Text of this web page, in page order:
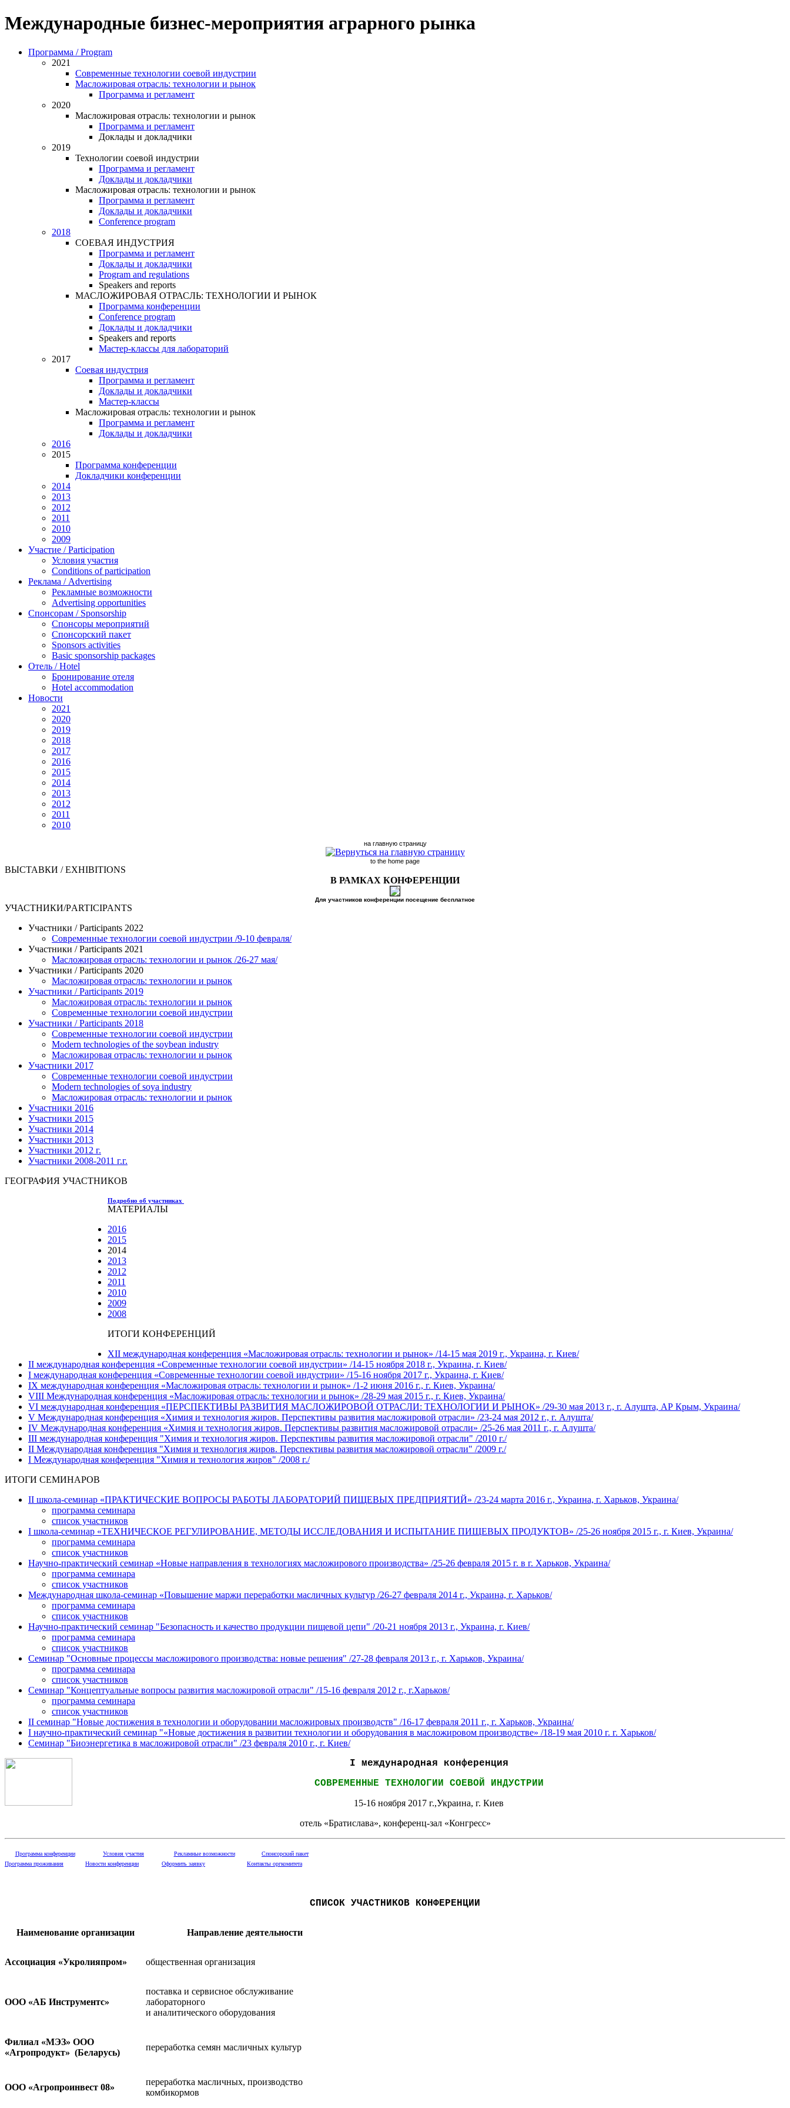
Международные бизнес-мероприятия аграрного рынка
Программа / Program
2021
Современные технологии соевой индустрии
Масложировая отрасль: технологии и рынок
Программа и регламент
2020
Масложировая отрасль: технологии и рынок
Программа и регламент
Доклады и докладчики
2019
Технологии соевой индустрии
Программа и регламент
Доклады и докладчики
Масложировая отрасль: технологии и рынок
Программа и регламент
Доклады и докладчики
Conference program
2018
СОЕВАЯ ИНДУСТРИЯ
Программа и регламент
Доклады и докладчики
Program and regulations
Speakers and reports
МАСЛОЖИРОВАЯ ОТРАСЛЬ: ТЕХНОЛОГИИ И РЫНОК
Программа конференции
Conference program
Доклады и докладчики
Speakers and reports
Мастер-классы для лабораторий
2017
Соевая индустрия
Программа и регламент
Доклады и докладчики
Мастер-классы
Масложировая отрасль: технологии и рынок
Программа и регламент
Доклады и докладчики
2016
2015
Программа конференции
Докладчики конференции
2014
2013
2012
2011
2010
2009
Участие / Рarticipation
Условия участия
Conditions of participation
Реклама / Advertising
Рекламные возможности
Advertising opportunities
Спонсорам / Sponsorship
Спонсоры мероприятий
Спонсорский пакет
Sponsors activities
Basic sponsorship packages
Отель / Hotel
Бронирование отеля
Hotel accommodation
Новости
2021
2020
2019
2018
2017
2016
2015
2014
2013
2012
2011
2010
на главную страницу
to the home page
ВЫСТАВКИ / EXHIBITIONS
В РАМКАХ КОНФЕРЕНЦИИ
Для участников конференции посещение бесплатное
УЧАСТНИКИ/РARTICIPANTS
Участники / Рarticipants 2022
Современные технологии соевой индустрии /9-10 февраля/
Участники / Рarticipants 2021
Масложировая отрасль: технологии и рынок /26-27 мая/
Участники / Рarticipants 2020
Масложировая отрасль: технологии и рынок
Участники / Рarticipants 2019
Масложировая отрасль: технологии и рынок
Современные технологии соевой индустрии
Участники / Рarticipants 2018
Современные технологии соевой индустрии
Modern technologies of the soybean industry
Масложировая отрасль: технологии и рынок
Участники 2017
Современные технологии соевой индустрии
Modern technologies of soya industry
Масложировая отрасль: технологии и рынок
Участники 2016
Участники 2015
Участники 2014
Участники 2013
Участники 2012 г.
Участники 2008-2011 г.г.
ГЕОГРАФИЯ УЧАСТНИКОВ
Подробно об участниках
МАТЕРИАЛЫ
2016
2015
2014
2013
2012
2011
2010
2009
2008
ИТОГИ КОНФЕРЕНЦИЙ
ХII международная конференция «Масложировая отрасль: технологии и рынок» /14-15 мая 2019 г., Украина, г. Киев/
IІ международная конференция «Современные технологии соевой индустрии» /14-15 ноября 2018 г., Украина, г. Киев/
I международная конференция «Современные технологии соевой индустрии» /15-16 ноября 2017 г., Украина, г. Киев/
IХ международная конференция «Масложировая отрасль: технологии и рынок» /1-2 июня 2016 г., г. Киев, Украина/
VIII Международная конференция «Масложировая отрасль: технологии и рынок» /28-29 мая 2015 г., г. Киев, Украина/
VI международная конференция «ПЕРСПЕКТИВЫ РАЗВИТИЯ МАСЛОЖИРОВОЙ ОТРАСЛИ: ТЕХНОЛОГИИ И РЫНОК» /29-30 мая 2013 г., г. Алушта, АР Крым, Украина/
V Международная конференция «Химия и технология жиров. Перспективы развития масложировой отрасли» /23-24 мая 2012 г., г. Алушта/
IV Международная конференция «Химия и технология жиров. Перспективы развития масложировой отрасли» /25-26 мая 2011 г., г. Алушта/
III международная конференция "Химия и технология жиров. Перспективы развития масложировой отрасли" /2010 г./
II Международная конференция "Химия и технология жиров. Перспективы развития масложировой отрасли" /2009 г./
I Международная конференция "Химия и технология жиров" /2008 г./
ИТОГИ СЕМИНАРОВ
II школа-семинар «ПРАКТИЧЕСКИЕ ВОПРОСЫ РАБОТЫ ЛАБОРАТОРИЙ ПИЩЕВЫХ ПРЕДПРИЯТИЙ» /23-24 марта 2016 г., Украина, г. Харьков, Украина/
программа семинара
список участников
І школа-семинар «ТЕХНИЧЕСКОЕ РЕГУЛИРОВАНИЕ, МЕТОДЫ ИССЛЕДОВАНИЯ И ИСПЫТАНИЕ ПИЩЕВЫХ ПРОДУКТОВ» /25-26 ноября 2015 г., г. Киев, Украина/
программа семинара
список участников
Научно-практический семинар «Новые направления в технологиях масложирового производства» /25-26 февраля 2015 г. в г. Харьков, Украина/
программа семинара
список участников
Международная школа-семинар «Повышение маржи переработки масличных культур /26-27 февраля 2014 г., Украина, г. Харьков/
программа семинара
список участников
Научно-практический семинар "Безопасность и качество продукции пищевой цепи" /20-21 ноября 2013 г., Украина, г. Киев/
программа семинара
список участников
Семинар "Основные процессы масложирового производства: новые решения" /27-28 февраля 2013 г., г. Харьков, Украина/
программа семинара
список участников
Семинар "Концептуальные вопросы развития масложировой отрасли" /15-16 февраля 2012 г., г.Харьков/
программа семинара
список участников
II семинар "Новые достижения в технологии и оборудовании масложировых производств" /16-17 февраля 2011 г., г. Харьков, Украина/
I научно-практический семинар "«Новые достижения в развитии технологии и оборудования в масложировом производстве» /18-19 мая 2010 г. г. Харьков/
Семинар "Биоэнергетика в масложировой отрасли" /23 февраля 2010 г., г. Киев/
I
международная конференция
СОВРЕМЕННЫЕ ТЕХНОЛОГИИ СОЕВОЙ ИНДУСТРИИ
15-16 ноября 2017 г.,Украина, г. Киев
отель «Братислава», конференц-зал «Конгресс»
Программа конференции Условия участия Рекламные возможности
Спонсорский пакет
Программа проживания
Новости конференции Оформить заявку Контакты оргкомитета
СПИСОК УЧАСТНИКОВ КОНФЕРЕНЦИИ
Наименование организации Направление деятельности
Ассоциация «Укролияпром» общественная организация
ООО «АБ Инструментс»
поставка и сервисное обслуживание
лабораторного
и аналитического оборудования
Филиал «МЭЗ» ООО
«Агропродукт» (Беларусь)
переработка семян масличных культур
ООО «Агропроинвест 08»
переработка масличных, производство
комбикормов